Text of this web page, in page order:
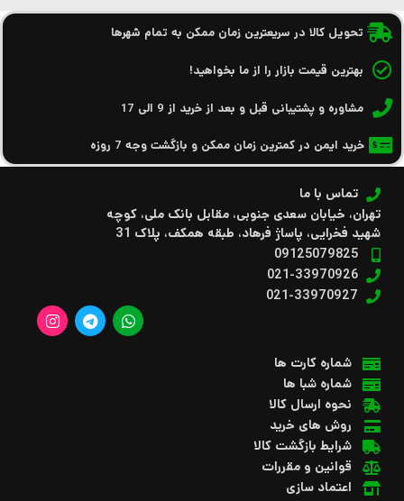
تحویل کالا در سریعترین زمان ممکن به تمام شهرها
بهترین قیمت بازار را از ما بخواهید!
مشاوره و پشتیبانی قبل و بعد از خرید از 9 الی 17
خرید ایمن در کمترین زمان ممکن و بازگشت وجه 7 روزه
تماس با ما
تهران، خیابان سعدی جنوبی، مقابل بانک ملی، کوچه
شهید فخرایی، پاساژ فرهاد، طبقه همکف، پلاک 31
09125079825
021-33970926
021-33970927
شماره کارت ها
شماره شبا ها
نحوه ارسال کالا
روش های خرید
شرایط بازگشت کالا
قوانین و مقررات
اعتماد سازی